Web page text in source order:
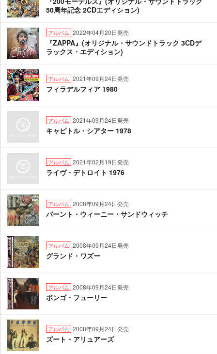
50周年記念 2CDエディション)
アルバム 2022年04月20日発売
『ZAPPA』(オリジナル・サウンドトラック 3CDデ
ラックス・エディション)
アルバム 2021年09月24日発売
フィラデルフィア 1980
アルバム 2021年09月24日発売
キャピトル・シアター 1978
アルバム 2021年02月19日発売
ライヴ・デトロイト 1976
アルバム 2008年09月24日発売
バーント・ウィーニー・サンドウィッチ
アルバム 2008年09月24日発売
グランド・ワズー
アルバム 2008年09月24日発売
ボンゴ・フューリー
アルバム 2008年09月24日発売
ズート・アリュアーズ